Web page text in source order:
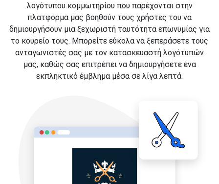
λογότυπου κομμωτηρίου που παρέχονται στην
πλατφόρμα μας βοηθούν τους χρήστες του να
δημιουργήσουν μια ξεχωριστή ταυτότητα επωνυμίας για
το κουρείο τους. Μπορείτε εύκολα να ξεπεράσετε τους
ανταγωνιστές σας με τον κατασκευαστή λογότυπών
μας, καθώς σας επιτρέπει να δημιουργήσετε ένα
εκπληκτικό έμβλημα μέσα σε λίγα λεπτά.